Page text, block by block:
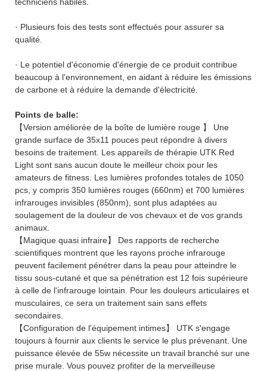
· Plusieurs fois des tests sont effectués pour assurer sa
qualité.
· Le potentiel d'économie d'énergie de ce produit contribue
beaucoup à l'environnement, en aidant à réduire les émissions
de carbone et à réduire la demande d'électricité.
Points de balle:
【Version améliorée de la boîte de lumière rouge 】 Une
grande surface de 35x11 pouces peut répondre à divers
besoins de traitement. Les appareils de thérapie UTK Red
Light sont sans aucun doute le meilleur choix pour les
amateurs de fitness. Les lumières profondes totales de 1050
pcs, y compris 350 lumières rouges (660nm) et 700 lumières
infrarouges invisibles (850nm), sont plus adaptées au
soulagement de la douleur de vos chevaux et de vos grands
animaux.
【Magique quasi infraire】 Des rapports de recherche
scientifiques montrent que les rayons proche infrarouge
peuvent facilement pénétrer dans la peau pour atteindre le
tissu sous-cutané et que sa pénétration est 12 fois supérieure
à celle de l'infrarouge lointain. Pour les douleurs articulaires et
musculaires, ce sera un traitement sain sans effets
secondaires.
【Configuration de l'équipement intimes】 UTK s'engage
toujours à fournir aux clients le service le plus prévenant. Une
puissance élevée de 55w nécessite un travail branché sur une
prise murale. Vous pouvez profiter de la merveilleuse